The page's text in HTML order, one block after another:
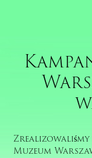
Zrealizowaliśmy
Muzeum